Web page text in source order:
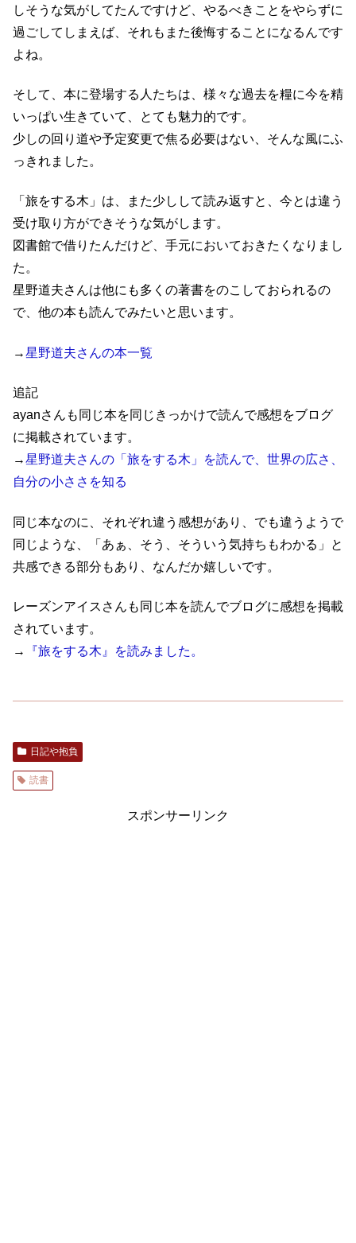
しそうな気がしてたんですけど、やるべきことをやらずに
過ごしてしまえば、それもまた後悔することになるんです
よね。
そして、本に登場する人たちは、様々な過去を糧に今を精
いっぱい生きていて、とても魅力的です。
少しの回り道や予定変更で焦る必要はない、そんな風にふ
っきれました。
「旅をする木」は、また少しして読み返すと、今とは違う
受け取り方ができそうな気がします。
図書館で借りたんだけど、手元においておきたくなりまし
た。
星野道夫さんは他にも多くの著書をのこしておられるの
で、他の本も読んでみたいと思います。
→星野道夫さんの本一覧
追記
ayanさんも同じ本を同じきっかけで読んで感想をブログ
に掲載されています。
→星野道夫さんの「旅をする木」を読んで、世界の広さ、
自分の小ささを知る
同じ本なのに、それぞれ違う感想があり、でも違うようで
同じような、「あぁ、そう、そういう気持ちもわかる」と
共感できる部分もあり、なんだか嬉しいです。
レーズンアイスさんも同じ本を読んでブログに感想を掲載
されています。
→
『旅をする木』を読みました。
日記や抱負
読書
スポンサーリンク